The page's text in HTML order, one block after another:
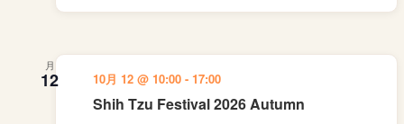
月
12
Shih Tzu Festival 2026 Autumn
10月 12 @ 10:00 - 17:00